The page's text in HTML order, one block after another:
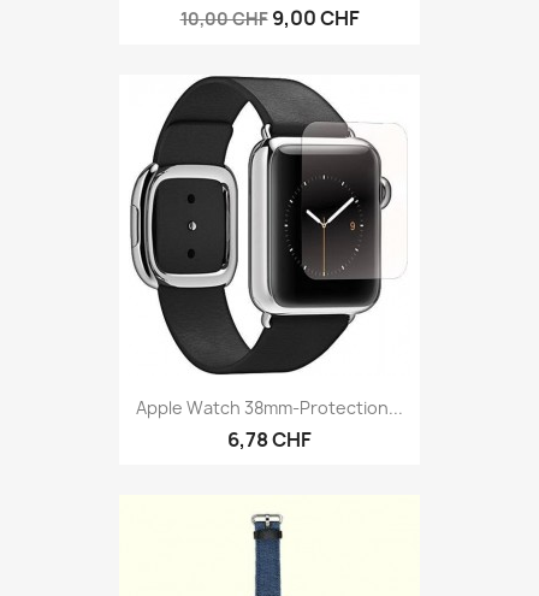
10,00 CHF 9,00 CHF
Apple Watch 38mm-Protection...
6,78 CHF